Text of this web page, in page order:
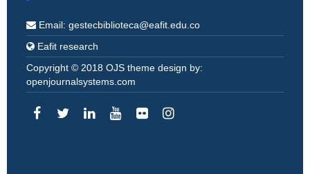
Email: gestecbiblioteca@eafit.edu.co
Eafit research
Copyright © 2018 OJS theme design by:
openjournalsystems.com